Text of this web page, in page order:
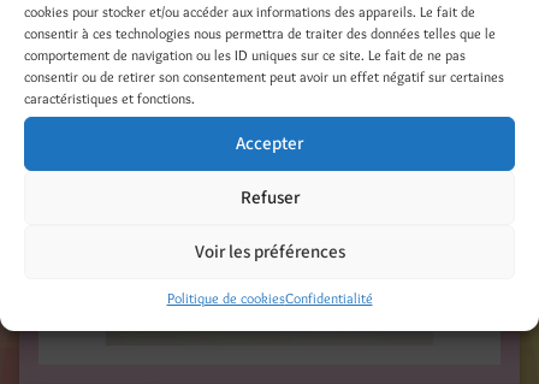
cookies pour stocker et/ou accéder aux informations des appareils. Le fait de
consentir à ces technologies nous permettra de traiter des données telles que le
comportement de navigation ou les ID uniques sur ce site. Le fait de ne pas
consentir ou de retirer son consentement peut avoir un effet négatif sur certaines
caractéristiques et fonctions.
Accepter
Refuser
Voir les préférences
Politique de cookiesConfidentialité
3a-atelier-masques
3 avril 2020